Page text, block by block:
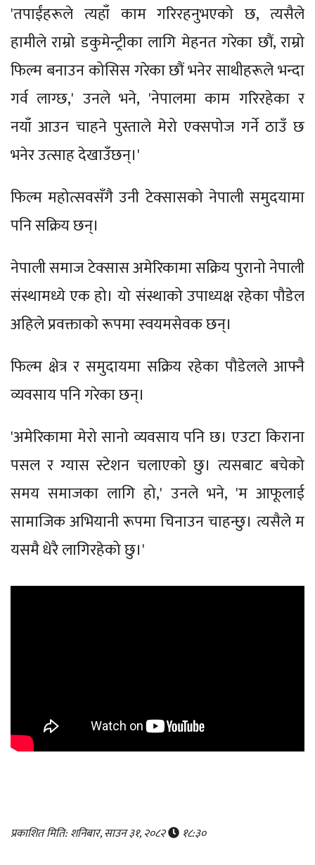
'तपाईंहरूले त्यहाँ काम गरिरहनुभएको छ, त्यसैले
हामीले राम्रो डकुमेन्ट्रीका लागि मेहनत गरेका छौं, राम्रो
फिल्म बनाउन कोसिस गरेका छौं भनेर साथीहरूले भन्दा
गर्व लाग्छ,' उनले भने, 'नेपालमा काम गरिरहेका र
नयाँ आउन चाहने पुस्ताले मेरो एक्सपोज गर्ने ठाउँ छ
भनेर उत्साह देखाउँछन्।'
फिल्म महोत्सवसँगै उनी टेक्सासको नेपाली समुदयामा
पनि सक्रिय छन्।
नेपाली समाज टेक्सास अमेरिकामा सक्रिय पुरानो नेपाली
संस्थामध्ये एक हो। यो संस्थाको उपाध्यक्ष रहेका पौडेल
अहिले प्रवक्ताको रूपमा स्वयमसेवक छन्।
फिल्म क्षेत्र र समुदायमा सक्रिय रहेका पौडेलले आफ्नै
व्यवसाय पनि गरेका छन्।
'अमेरिकामा मेरो सानो व्यवसाय पनि छ। एउटा किराना
पसल र ग्यास स्टेशन चलाएको छु। त्यसबाट बचेको
समय समाजका लागि हो,' उनले भने, 'म आफूलाई
सामाजिक अभियानी रूपमा चिनाउन चाहन्छु। त्यसैले म
यसमै धेरै लागिरहेको छु।'
प्रकाशित मिति: शनिबार, साउन ३१, २०८२ १८:३०